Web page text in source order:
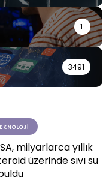
1
3491
milyarlarca yıllık
üzerinde sıvı su